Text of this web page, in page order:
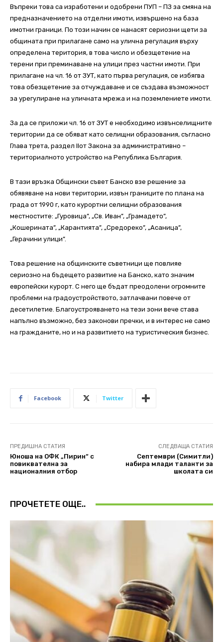
Въпреки това са изработени и одобрени ПУП – ПЗ за смяна на
предназначението на отделни имоти, извършено на база
имотни граници. По този начин се нанасят сериозни щети за
общината при прилагане само на улична регулация върху
определена територия, в това число и обезщетение на
терени при преминаване на улици през частни имоти. При
прилагане на чл. 16 от ЗУТ, като първа регулация, се избягва
това обезщетение за отчуждаване и се създава възможност
за урегулиране на уличната мрежа и на поземлениете имоти.
За да се приложи чл. 16 от ЗУТ е необходимо извънселищните
територии да се обяват като селищни образования, съгласно
Глава трета, раздел IIот Закона за административно –
териториалното устройство на Република България.
В тази връзка Общински съвет Банско взе решение за
обявяване на нови територии, извън границите по плана на
града от 1990 г, като курортни селищни образования
местностите: „Гуровица”, „Св. Иван”, „Грамадето”,
„Кошерината”, „Карантията”, „Средореко”, „Асаница”,
„Герачини улици”.
Това решение на общинските съветници ще повлияе
сериозно на бъдещето развитие на Банско, като значим
европейски курорт. С него ще бъдат преодолени огромните
проблеми на градоустройството, затлачвани повече от
десетилетие. Благоустрояването на тези зони вече става
напълно възможно, без законови пречки, и в интерес не само
на гражданите, но и на развитието на туристическия бизнес.
Facebook Twitter
ПРЕДИШНА СТАТИЯ
Юноша на ОФК „Пирин“ с
повиквателна за
националния отбор
СЛЕДВАЩА СТАТИЯ
Септември (Симитли)
набира млади таланти за
школата си
ПРОЧЕТЕТЕ ОЩЕ..